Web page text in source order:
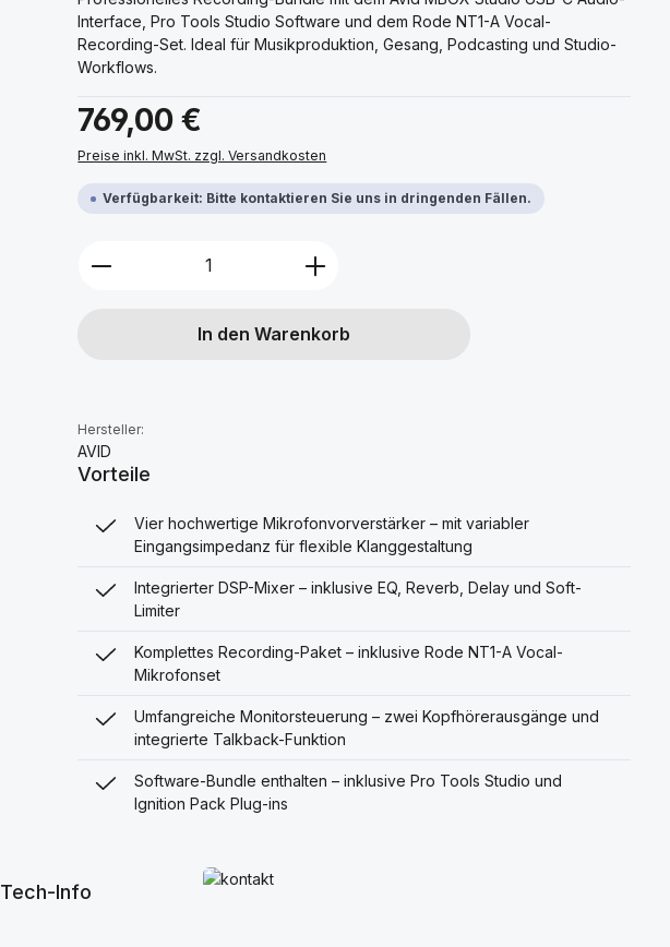
Interface, Pro Tools Studio Software und dem Rode NT1-A Vocal-
Recording-Set. Ideal für Musikproduktion, Gesang, Podcasting und Studio-
Workflows.
Regulärer Preis:
769,00 €
Preise inkl. MwSt. zzgl. Versandkosten
Verfügbarkeit: Bitte kontaktieren Sie uns in dringenden Fällen.
Produkt Anzahl: Gib den gewünschten Wert
In den Warenkorb
Hersteller:
AVID
Vorteile
Vier hochwertige Mikrofonvorverstärker – mit variabler
Eingangsimpedanz für flexible Klanggestaltung
Integrierter DSP-Mixer – inklusive EQ, Reverb, Delay und Soft-
Limiter
Komplettes Recording-Paket – inklusive Rode NT1-A Vocal-
Mikrofonset
Umfangreiche Monitorsteuerung – zwei Kopfhörerausgänge und
integrierte Talkback-Funktion
Software-Bundle enthalten – inklusive Pro Tools Studio und
Ignition Pack Plug-ins
Tech-Info
Mehr erfahren